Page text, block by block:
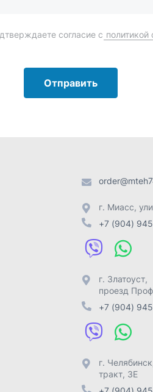
+7 (904)
г. Челябинск
тракт, 3Е
Отправить